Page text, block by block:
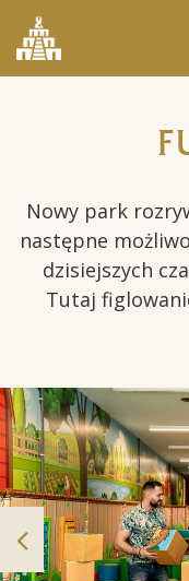
Nowy park
następne
dzisiejszych
Tutaj